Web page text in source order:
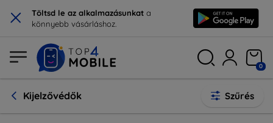
× Töltsd le az alkalmazásunkat a
könnyebb vásárláshoz.
0
Kijelzővédők Szűrés